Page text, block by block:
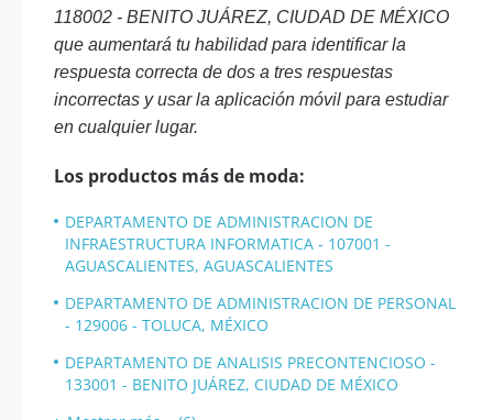
118002 - BENITO JUÁREZ, CIUDAD DE MÉXICO
que aumentará tu habilidad para identificar la
respuesta correcta de dos a tres respuestas
incorrectas y usar la aplicación móvil para estudiar
en cualquier lugar.
Los productos más de moda:
DEPARTAMENTO DE ADMINISTRACION DE
INFRAESTRUCTURA INFORMATICA - 107001 -
AGUASCALIENTES, AGUASCALIENTES
DEPARTAMENTO DE ADMINISTRACION DE PERSONAL
- 129006 - TOLUCA, MÉXICO
DEPARTAMENTO DE ANALISIS PRECONTENCIOSO -
133001 - BENITO JUÁREZ, CIUDAD DE MÉXICO